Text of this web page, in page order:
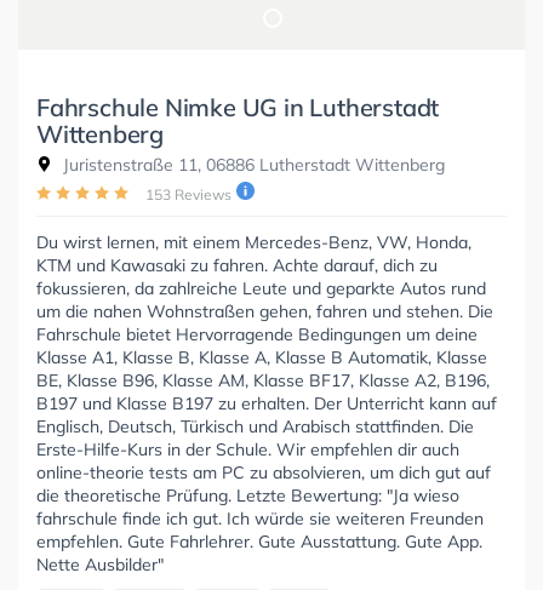
Fahrschule Nimke UG in Lutherstadt
Wittenberg
Juristenstraße 11, 06886 Lutherstadt Wittenberg
153 Reviews
Du wirst lernen, mit einem Mercedes-Benz, VW, Honda,
KTM und Kawasaki zu fahren. Achte darauf, dich zu
fokussieren, da zahlreiche Leute und geparkte Autos rund
um die nahen Wohnstraßen gehen, fahren und stehen. Die
Fahrschule bietet Hervorragende Bedingungen um deine
Klasse A1, Klasse B, Klasse A, Klasse B Automatik, Klasse
BE, Klasse B96, Klasse AM, Klasse BF17, Klasse A2, B196,
B197 und Klasse B197 zu erhalten. Der Unterricht kann auf
Englisch, Deutsch, Türkisch und Arabisch stattfinden. Die
Erste-Hilfe-Kurs in der Schule. Wir empfehlen dir auch
online-theorie tests am PC zu absolvieren, um dich gut auf
die theoretische Prüfung. Letzte Bewertung: "Ja wieso
fahrschule finde ich gut. Ich würde sie weiteren Freunden
empfehlen. Gute Fahrlehrer. Gute Ausstattung. Gute App.
Nette Ausbilder"